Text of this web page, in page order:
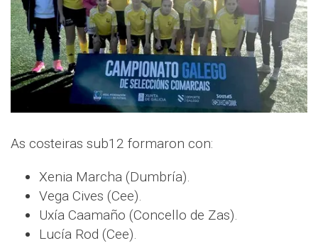
As costeiras sub12 formaron con:
Xenia Marcha (Dumbría).
Vega Cives (Cee).
Uxía Caamaño (Concello de Zas).
Lucía Rod (Cee).